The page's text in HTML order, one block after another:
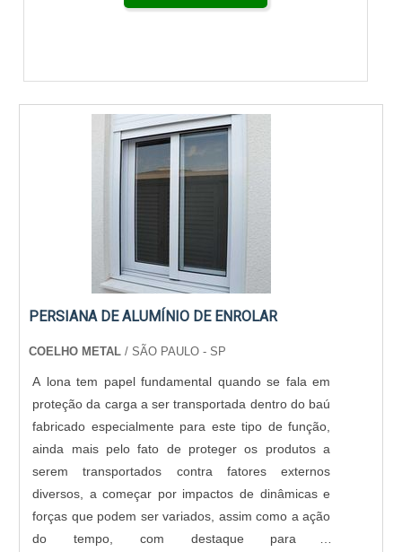
PERSIANA DE ALUMÍNIO DE ENROLAR
COELHO METAL/ SÃO PAULO - SP
A lona tem papel fundamental quando se fala em
proteção da carga a ser transportada dentro do baú
fabricado especialmente para este tipo de função,
ainda mais pelo fato de proteger os produtos a
serem transportados contra fatores externos
diversos, a começar por impactos de dinâmicas e
forças que podem ser variados, assim como a ação
do tempo, com destaque para a